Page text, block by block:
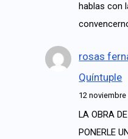
hablas con
rosas
Quíntuple
12 noviembre
LA OBRA
PONERLE